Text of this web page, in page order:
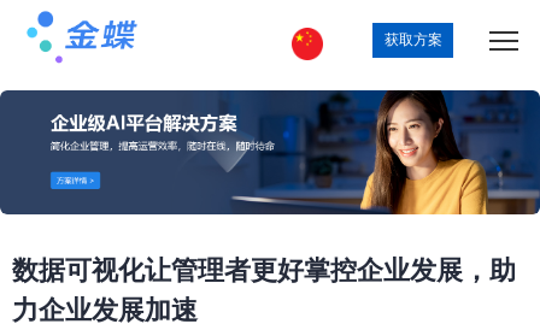
获取方案
数据可视化让管理者更好掌控企业发展，助
力企业发展加速